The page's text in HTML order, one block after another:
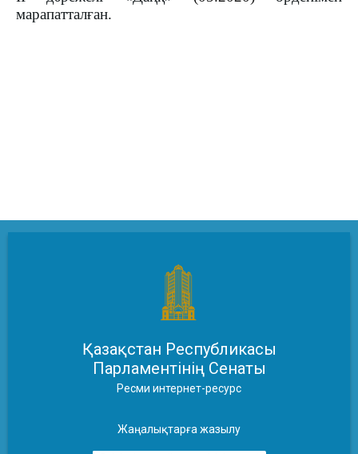
марапатталған.
Қазақстан Республикасы
Парламентінің Сенаты
Ресми интернет-ресурс
Жаңалықтарға жазылу